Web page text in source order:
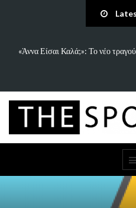
«Άννα Είσαι Καλά;»: Το νέο